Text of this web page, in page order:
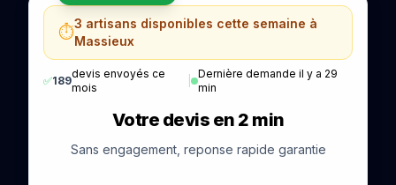
⏱️3 artisans disponibles cette semaine à
Massieux
✅189
devis envoyés ce
mois
|
Dernière demande il y a 29
min
Votre devis en 2 min
Sans engagement, reponse rapide garantie